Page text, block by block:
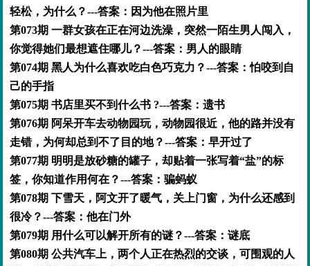
轻松，为什么？---答案：因为他在照片里
第073期 一群女孩在正在河边洗澡，突然一陌生男人闯入，
你觉得她们最想遮住哪儿？---答案：男人的眼睛
第074期 黑人为什么喜欢吃白色巧克力？---答案：怕咬到自
己的手指
第075期 书店里买不到什么书 ?---答案：遗书
第076期 阿呆开车去动物园玩，动物园很近，他的路并没有
走错，为何却总到不了目的地？---答案：早开过了
第077期 明明是放砂糖的罐子，却贴着一张写着“盐”的标
签，你知道作用何在？---答案：骗蚂蚁
第078期 下雪天，阿文开了暖气，关上门窗，为什么还感到
很冷？---答案：他在门外
第079期 用什么可以解开所有的谜？---答案：谜底
第080期 公共汽车上，两个人正在热烈的交谈，可围观的人